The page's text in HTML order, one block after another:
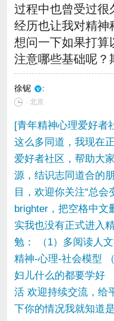
过程中也曾受过很
经历也让我对精神
想问一下如果打算
注意哪些基础呢？
徐铌 :
∙ 北京
[青年精神心理爱好者
这么多同道，我现在
爱好者社区，帮助大
源，结识志同道合的
目，欢迎你关注“总会
brighter，把空格中文
实我也没有正式进入
勉： （1）多阅读人
精神-心理-社会模型
妇儿什么的都要学好
活 欢迎持续交流，给
下你的情况我就知道是